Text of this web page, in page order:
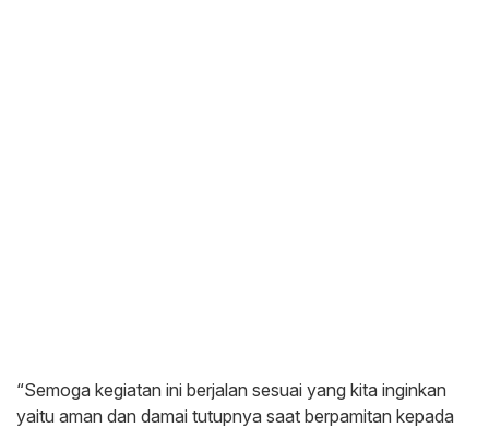
“Semoga kegiatan ini berjalan sesuai yang kita inginkan
yaitu aman dan damai tutupnya saat berpamitan kepada